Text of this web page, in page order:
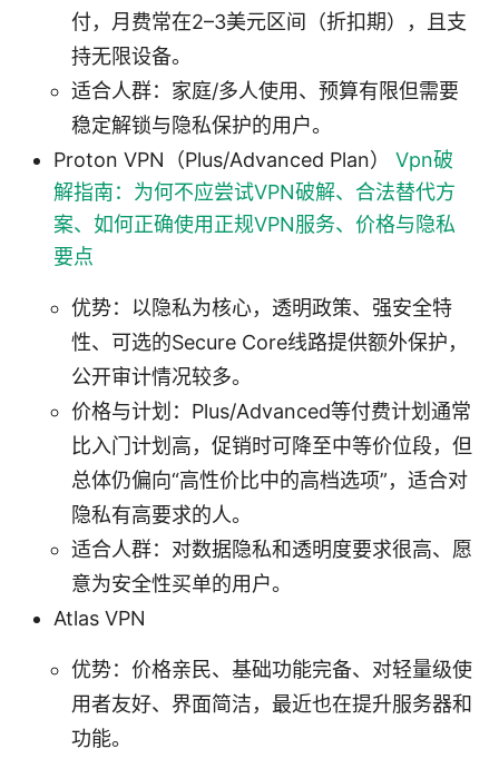
付，月费常在2–3美元区间（折扣期），且支
持无限设备。
适合人群：家庭/多人使用、预算有限但需要
稳定解锁与隐私保护的用户。
Proton VPN（Plus/Advanced Plan） Vpn破
解指南：为何不应尝试VPN破解、合法替代方
案、如何正确使用正规VPN服务、价格与隐私
要点
优势：以隐私为核心，透明政策、强安全特
性、可选的Secure Core线路提供额外保护，
公开审计情况较多。
价格与计划：Plus/Advanced等付费计划通常
比入门计划高，促销时可降至中等价位段，但
总体仍偏向“高性价比中的高档选项”，适合对
隐私有高要求的人。
适合人群：对数据隐私和透明度要求很高、愿
意为安全性买单的用户。
Atlas VPN
优势：价格亲民、基础功能完备、对轻量级使
用者友好、界面简洁，最近也在提升服务器和
功能。